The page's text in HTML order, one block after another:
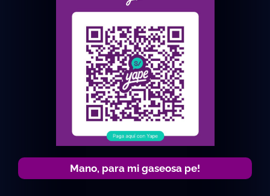
Mano, para mi gaseosa pe!